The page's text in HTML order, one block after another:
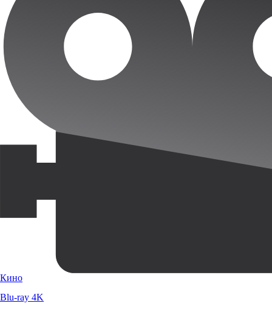
Кино
Blu-ray 4K